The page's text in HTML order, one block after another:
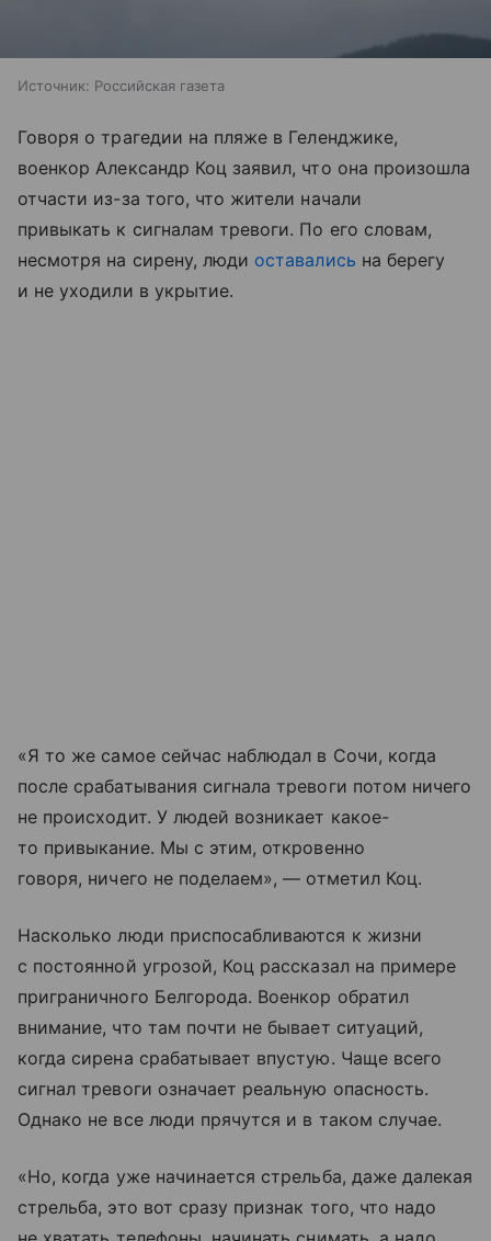
Источник: Российская газета
Говоря о трагедии на пляже в Геленджике,
военкор Александр Коц заявил, что она произошла
отчасти из-за того, что жители начали
привыкать к сигналам тревоги. По его словам,
несмотря на сирену, люди оставались на берегу
и не уходили в укрытие.
«Я то же самое сейчас наблюдал в Сочи, когда
после срабатывания сигнала тревоги потом ничего
не происходит. У людей возникает какое-
то привыкание. Мы с этим, откровенно
говоря, ничего не поделаем», — отметил Коц.
Насколько люди приспосабливаются к жизни
с постоянной угрозой, Коц рассказал на примере
приграничного Белгорода. Военкор обратил
внимание, что там почти не бывает ситуаций,
когда сирена срабатывает впустую. Чаще всего
сигнал тревоги означает реальную опасность.
Однако не все люди прячутся и в таком случае.
«Но, когда уже начинается стрельба, даже далекая
стрельба, это вот сразу признак того, что надо